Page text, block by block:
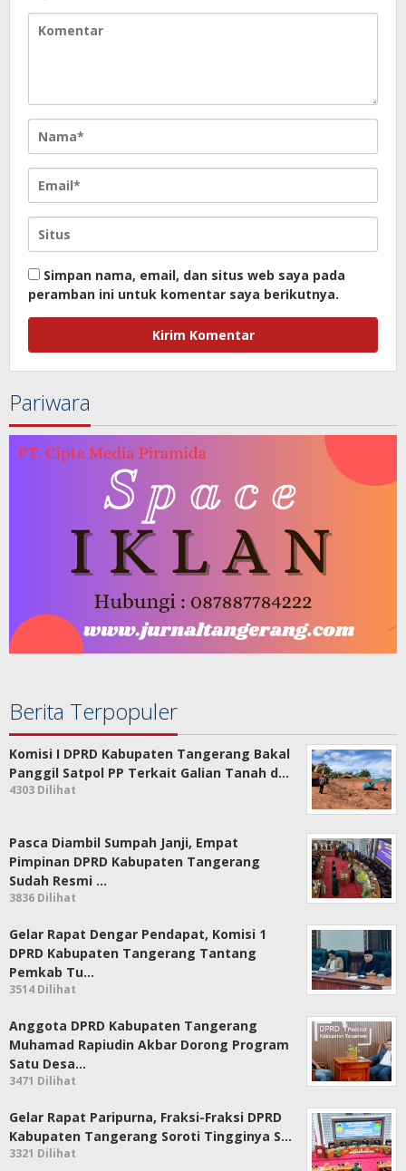
Simpan nama, email, dan situs web saya pada
peramban ini untuk komentar saya berikutnya.
Pariwara
Berita Terpopuler
Komisi I DPRD Kabupaten Tangerang Bakal
Panggil Satpol PP Terkait Galian Tanah d…
4303 Dilihat
Pasca Diambil Sumpah Janji, Empat
Pimpinan DPRD Kabupaten Tangerang
Sudah Resmi …
3836 Dilihat
Gelar Rapat Dengar Pendapat, Komisi 1
DPRD Kabupaten Tangerang Tantang
Pemkab Tu…
3514 Dilihat
Anggota DPRD Kabupaten Tangerang
Muhamad Rapiudin Akbar Dorong Program
Satu Desa…
3471 Dilihat
Gelar Rapat Paripurna, Fraksi-Fraksi DPRD
Kabupaten Tangerang Soroti Tingginya S…
3321 Dilihat